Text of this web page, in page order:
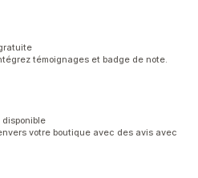
témoignages et badge de note.
votre boutique avec des avis avec